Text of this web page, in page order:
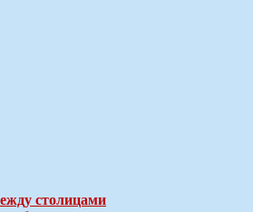
столицами